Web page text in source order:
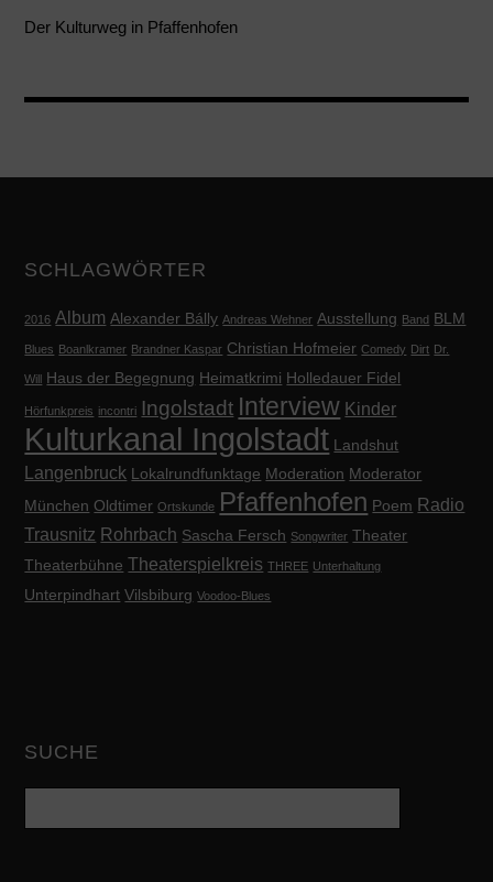
Der Kulturweg in Pfaffenhofen
SCHLAGWÖRTER
2016 Album Alexander Bálly Andreas Wehner Ausstellung Band BLM
Blues Boanlkramer Brandner Kaspar Christian Hofmeier Comedy Dirt Dr.
Will Haus der Begegnung Heimatkrimi Holledauer Fidel
Hörfunkpreis incontri Ingolstadt Interview Kinder
Kulturkanal Ingolstadt Landshut
Langenbruck Lokalrundfunktage Moderation Moderator
München Oldtimer Ortskunde Pfaffenhofen Poem Radio
Trausnitz Rohrbach Sascha Fersch Songwriter Theater
Theaterbühne Theaterspielkreis THREE Unterhaltung
Unterpindhart Vilsbiburg Voodoo-Blues
SUCHE